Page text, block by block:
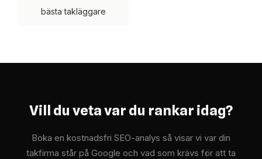
bästa takläggare
Vill du veta var du rankar idag?
Boka en kostnadsfri SEO-analys så visar vi var din
takfirma står på Google och vad som krävs för att ta